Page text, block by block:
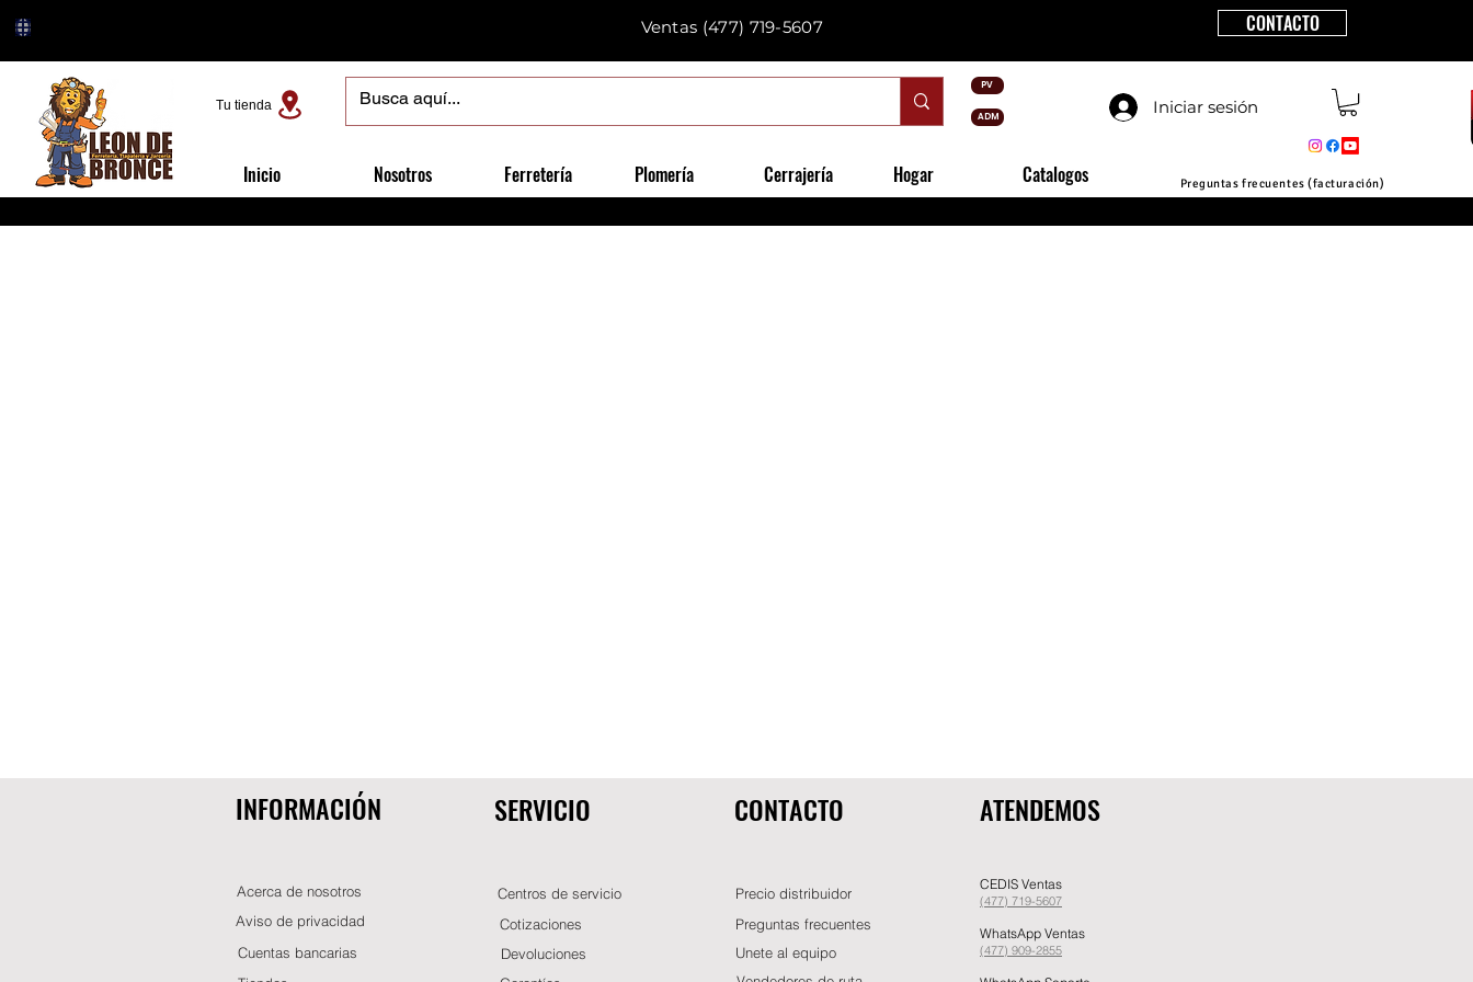
PV
ADM
Ventas (477) 719-5607 CONTACTO
Iniciar sesión
Tu tienda
Inicio Nosotros Ferretería Plomería Cerrajería Hogar Catalogos Preguntas frecuentes (facturación)
INFORMACIÓN
Acerca de nosotros
Aviso de privacidad
Cuentas bancarias
SERVICIO
Centros de servicio
Cotizaciones
Devoluciones
CONTACTO
Precio distribuidor
Preguntas frecuentes
Unete al equipo
ATENDEMOS
CEDIS Ventas
(477) 719-5607
WhatsApp Ventas
(477) 909-2855